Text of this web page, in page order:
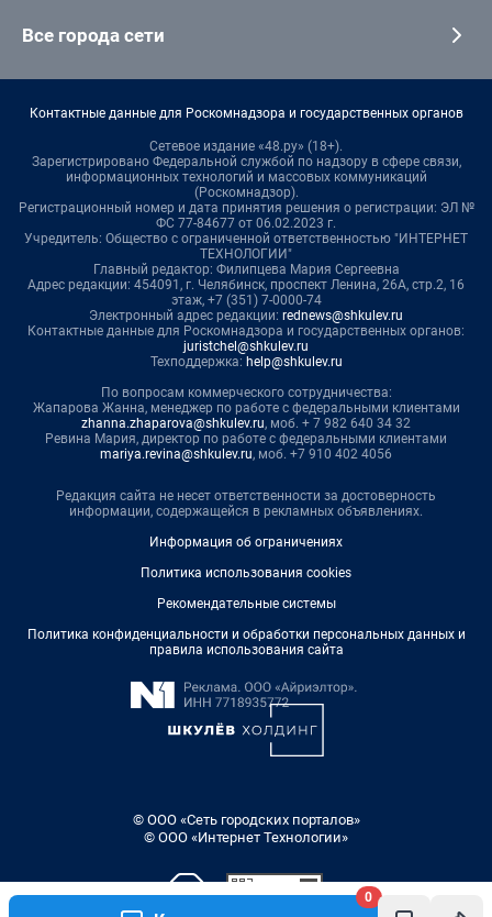
0
Все города сети
Контактные данные для Роскомнадзора и государственных органов
Сетевое издание «48.ру» (18+).
Зарегистрировано Федеральной службой по надзору в сфере связи,
информационных технологий и массовых коммуникаций
(Роскомнадзор).
Регистрационный номер и дата принятия решения о регистрации: ЭЛ №
ФС 77-84677 от 06.02.2023 г.
Учредитель: Общество с ограниченной ответственностью "ИНТЕРНЕТ
ТЕХНОЛОГИИ"
Главный редактор: Филипцева Мария Сергеевна
Адрес редакции: 454091, г. Челябинск, проспект Ленина, 26А, стр.2, 16
этаж, +7 (351) 7-0000-74
Электронный адрес редакции: rednews@shkulev.ru
Контактные данные для Роскомнадзора и государственных органов:
juristchel@shkulev.ru
Техподдержка: help@shkulev.ru
По вопросам коммерческого сотрудничества:
Жапарова Жанна, менеджер по работе с федеральными клиентами
zhanna.zhaparova@shkulev.ru, моб. + 7 982 640 34 32
Ревина Мария, директор по работе с федеральными клиентами
mariya.revina@shkulev.ru, моб. +7 910 402 4056
Редакция сайта не несет ответственности за достоверность
информации, содержащейся в рекламных объявлениях.
Информация об ограничениях
Политика использования cookies
Рекомендательные системы
Политика конфиденциальности и обработки персональных данных и
правила использования сайта
© ООО «Сеть городских порталов»
© ООО «Интернет Технологии»